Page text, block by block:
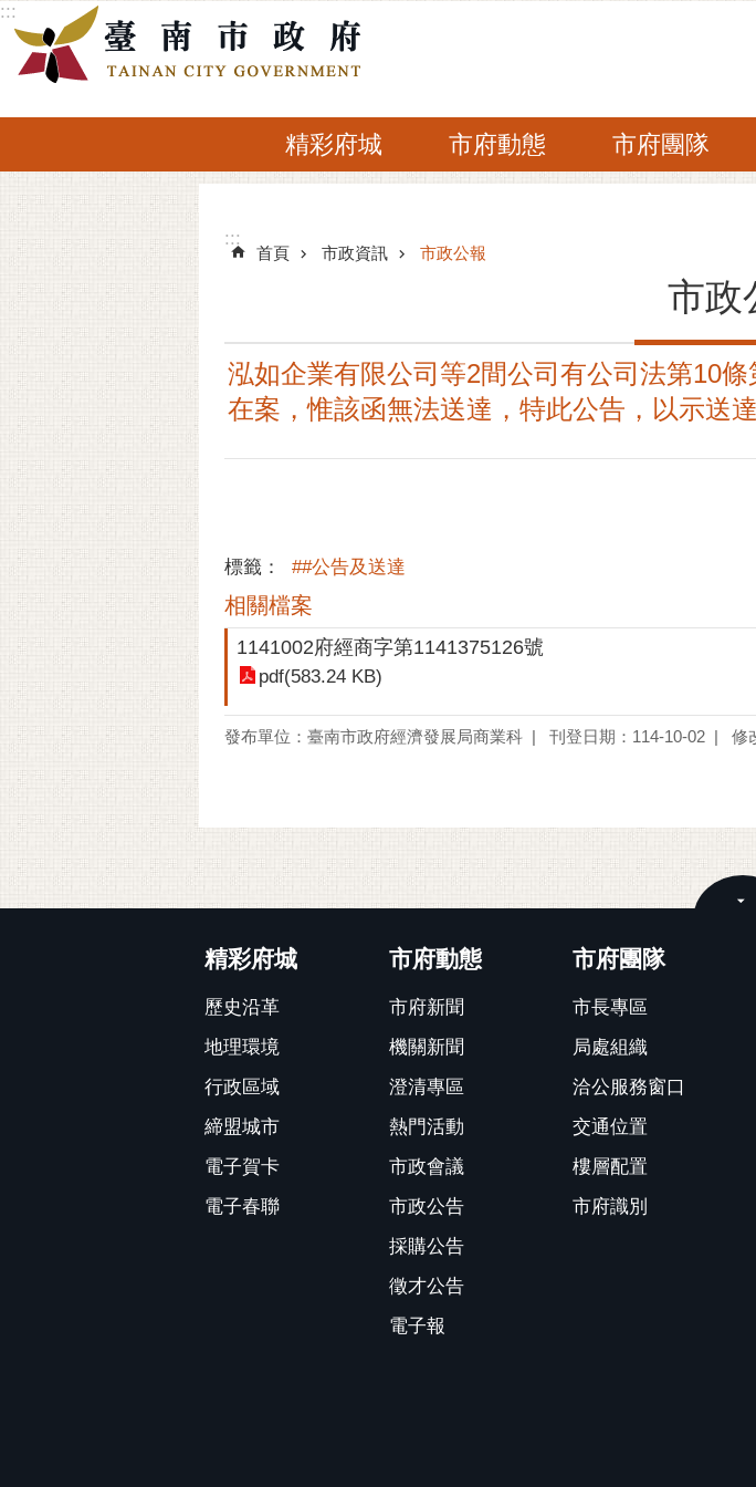
跳到主要內容區塊
:::
精彩府城 市府動態 市府團隊
:::
:::
首頁 市政資訊 市政公報
市政
泓如企業有限公司等2間公司有公司法第10
在案，惟該函無法送達，特此公告，以示送達
標籤： ##公告及送達
相關檔案
1141002府經商字第1141375126號
pdf(583.24 KB)
發布單位：臺南市政府經濟發展局商業科 刊登日期：114-10-02 修
精彩府城
歷史沿革
地理環境
行政區域
締盟城市
電子賀卡
電子春聯
市府動態
市府新聞
機關新聞
澄清專區
熱門活動
市政會議
市政公告
採購公告
徵才公告
電子報
市府團隊
市長專區
局處組織
洽公服務窗口
交通位置
樓層配置
市府識別